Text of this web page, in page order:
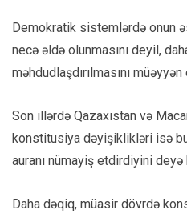
Demokratik sistemlərdə onun
necə əldə olunmasını deyil,
məhdudlaşdırılmasını
Son illərdə Qazaxıstan və
konstitusiya dəyişiklikləri isə
auranı nümayiş etdirdiyini deyə
Daha dəqiq, müasir dövrdə